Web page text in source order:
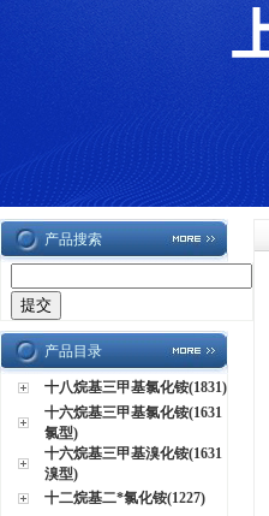
产品搜索
产品目录
十八烷基三甲基氯化铵(1831)
十六烷基三甲基氯化铵(1631
氯型)
十六烷基三甲基溴化铵(1631
溴型)
十二烷基二*氯化铵(1227)